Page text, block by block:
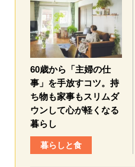
60歳から「主婦の仕
事」を手放すコツ。持
ち物も家事もスリムダ
ウンして心が軽くなる
暮らし
暮らしと食